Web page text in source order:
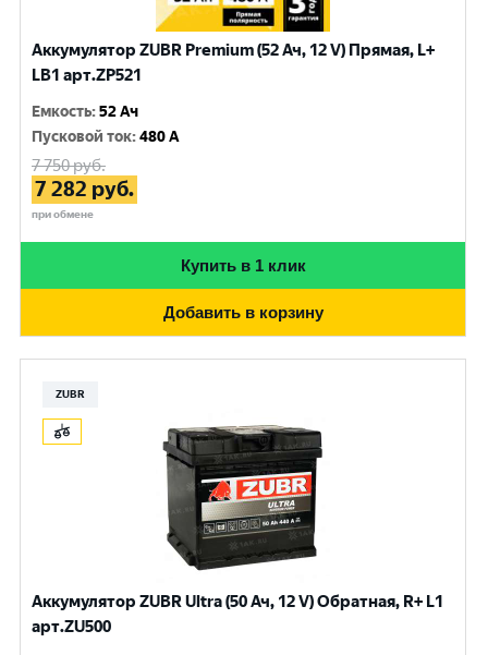
Аккумулятор ZUBR Premium (52 Ач, 12 V) Прямая, L+
LB1 арт.ZP521
Емкость:52 Ач
Пусковой ток:480 A
7 750руб.
7 282 руб.
при обмене
Купить в 1 клик
Добавить в корзину
ZUBR
Аккумулятор ZUBR Ultra (50 Ач, 12 V) Обратная, R+ L1
арт.ZU500